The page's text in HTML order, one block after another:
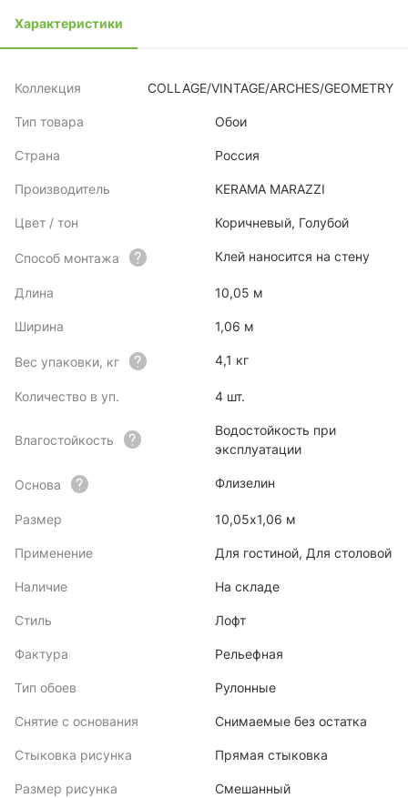
Характеристики
Коллекция COLLAGE/VINTAGE/ARCHES/GEOMETRY
Тип товара Обои
Страна Россия
Производитель KERAMA MARAZZI
Цвет / тон Коричневый, Голубой
Способ монтажа Клей наносится на стену
Длина 10,05 м
Ширина 1,06 м
Вес упаковки, кг 4,1 кг
Количество в уп. 4 шт.
Влагостойкость
Водостойкость при
эксплуатации
Основа Флизелин
Размер 10,05х1,06 м
Применение Для гостиной, Для столовой
Наличие На складе
Стиль Лофт
Фактура Рельефная
Тип обоев Рулонные
Снятие с основания Снимаемые без остатка
Стыковка рисунка Прямая стыковка
Размер рисунка Смешанный